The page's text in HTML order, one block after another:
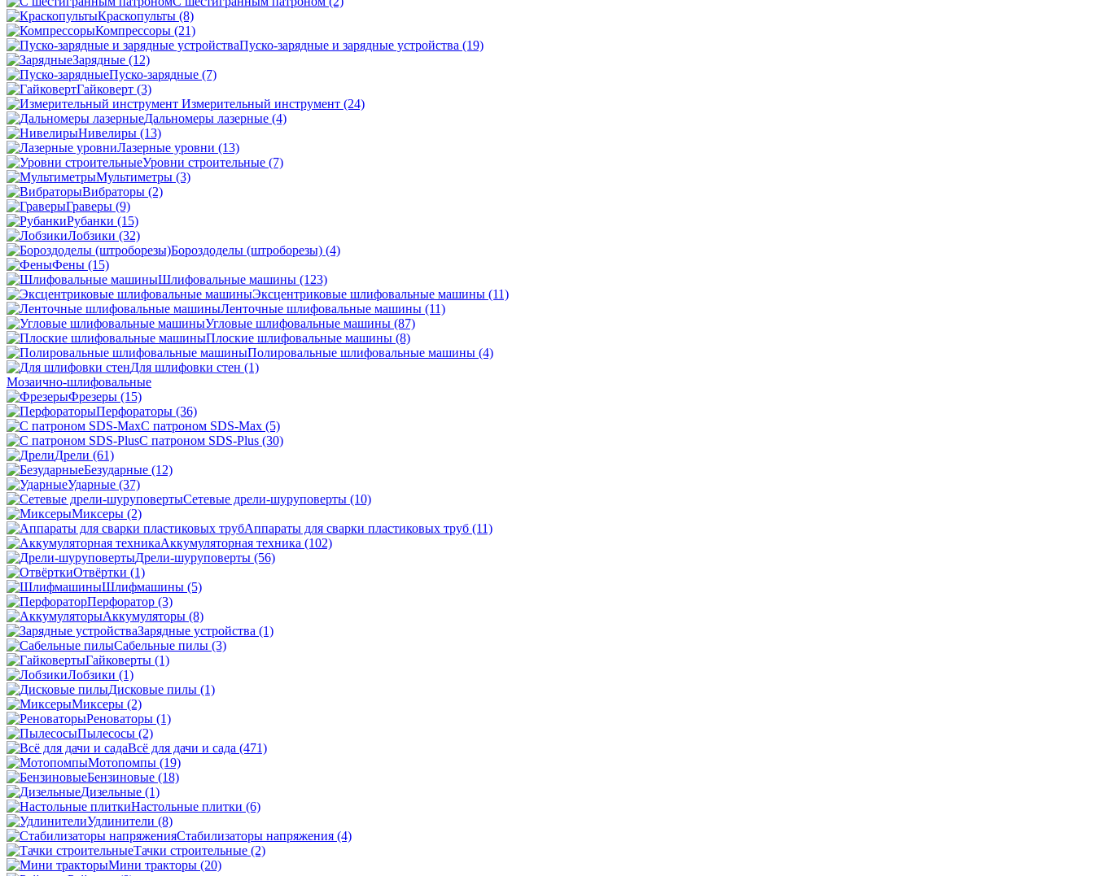
Краскопульты (8)
Компрессоры (21)
Пуско-зарядные и зарядные устройства (19)
Зарядные (12)
Пуско-зарядные (7)
Гайковерт (3)
Измерительный инструмент (24)
Дальномеры лазерные (4)
Нивелиры (13)
Лазерные уровни (13)
Уровни строительные (7)
Мультиметры (3)
Вибраторы (2)
Граверы (9)
Рубанки (15)
Лобзики (32)
Бороздоделы (штроборезы) (4)
Фены (15)
Шлифовальные машины (123)
Эксцентриковые шлифовальные машины (11)
Ленточные шлифовальные машины (11)
Угловые шлифовальные машины (87)
Плоские шлифовальные машины (8)
Полировальные шлифовальные машины (4)
Для шлифовки стен (1)
Мозаично-шлифовальные
Фрезеры (15)
Перфораторы (36)
С патроном SDS-Max (5)
С патроном SDS-Plus (30)
Дрели (61)
Безударные (12)
Ударные (37)
Сетевые дрели-шуруповерты (10)
Миксеры (2)
Аппараты для сварки пластиковых труб (11)
Аккумуляторная техника (102)
Дрели-шуруповерты (56)
Отвёртки (1)
Шлифмашины (5)
Перфоратор (3)
Аккумуляторы (8)
Зарядные устройства (1)
Сабельные пилы (3)
Гайковерты (1)
Лобзики (1)
Дисковые пилы (1)
Миксеры (2)
Реноваторы (1)
Пылесосы (2)
Всё для дачи и сада (471)
Мотопомпы (19)
Бензиновые (18)
Дизельные (1)
Настольные плитки (6)
Удлинители (8)
Стабилизаторы напряжения (4)
Тачки строительные (2)
Мини тракторы (20)